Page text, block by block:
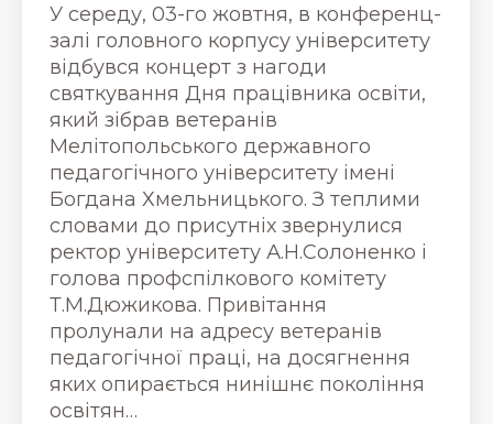
У середу, 03-го жовтня, в конференц-
залі головного корпусу університету
відбувся концерт з нагоди
святкування Дня працівника освіти,
який зібрав ветеранів
Мелітопольського державного
педагогічного університету імені
Богдана Хмельницького. З теплими
словами до присутніх звернулися
ректор університету А.Н.Солоненко і
голова профспілкового комітету
Т.М.Дюжикова. Привітання
пролунали на адресу ветеранів
педагогічної праці, на досягнення
яких опирається нинішнє покоління
освітян…